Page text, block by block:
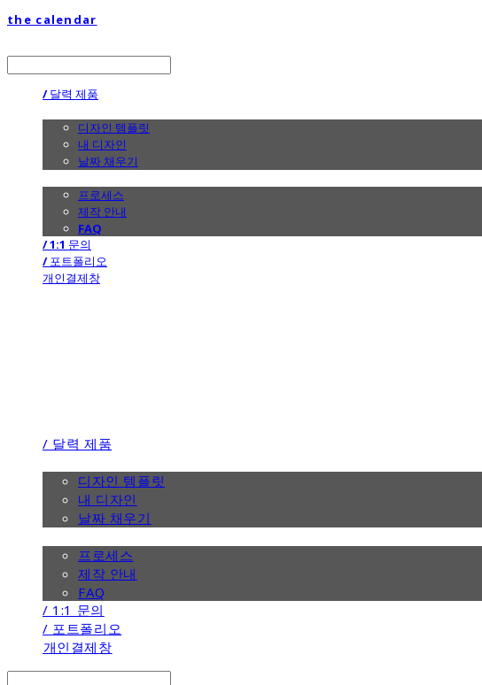
the calendar
/ 달력 제품
디자인 템플릿
내 디자인
날짜 채우기
프로세스
제작 안내
FAQ
/ 1:1 문의
/ 포트폴리오
개인결제창
/ 달력 제품
디자인 템플릿
내 디자인
날짜 채우기
프로세스
제작 안내
FAQ
/ 1:1 문의
/ 포트폴리오
개인결제창